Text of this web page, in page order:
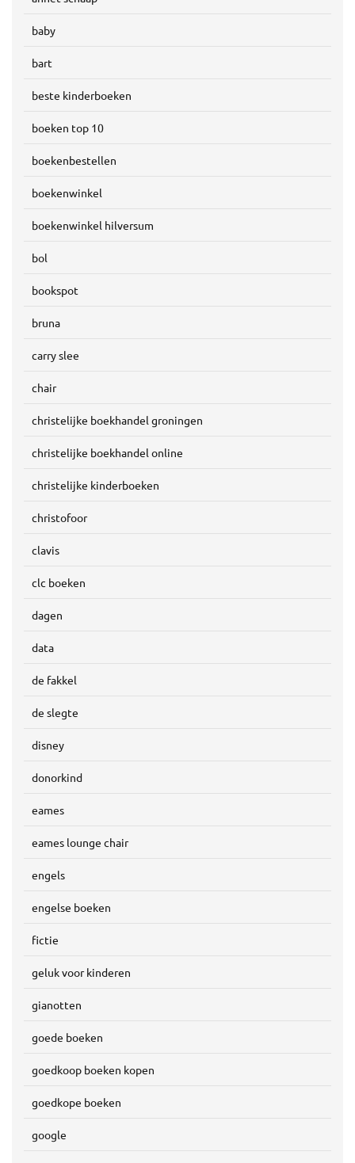
baby
bart
beste kinderboeken
boeken top 10
boekenbestellen
boekenwinkel
boekenwinkel hilversum
bol
bookspot
bruna
carry slee
chair
christelijke boekhandel groningen
christelijke boekhandel online
christelijke kinderboeken
christofoor
clavis
clc boeken
dagen
data
de fakkel
de slegte
disney
donorkind
eames
eames lounge chair
engels
engelse boeken
fictie
geluk voor kinderen
gianotten
goede boeken
goedkoop boeken kopen
goedkope boeken
google